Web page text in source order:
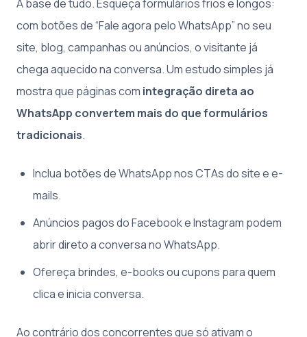
A base de tudo. Esqueça formulários frios e longos:
com botões de “Fale agora pelo WhatsApp” no seu
site, blog, campanhas ou anúncios, o visitante já
chega aquecido na conversa. Um estudo simples já
mostra que páginas com integração direta ao
WhatsApp convertem mais do que formulários
tradicionais.
Inclua botões de WhatsApp nos CTAs do site e e-
mails.
Anúncios pagos do Facebook e Instagram podem
abrir direto a conversa no WhatsApp.
Ofereça brindes, e-books ou cupons para quem
clica e inicia conversa.
Ao contrário dos concorrentes que só ativam o